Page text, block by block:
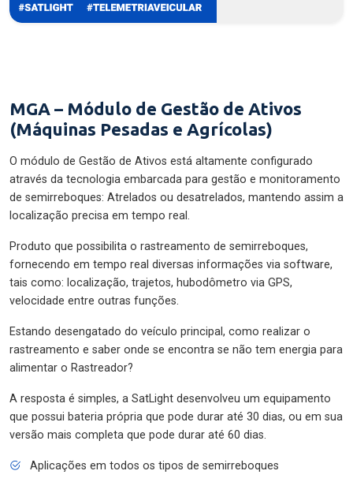
MGA – Módulo de Gestão de Ativos
(Máquinas Pesadas e Agrícolas)
O módulo de Gestão de Ativos está altamente configurado
através da tecnologia embarcada para gestão e monitoramento
de semirreboques: Atrelados ou desatrelados, mantendo assim a
localização precisa em tempo real.
Produto que possibilita o rastreamento de semirreboques,
fornecendo em tempo real diversas informações via software,
tais como: localização, trajetos, hubodômetro via GPS,
velocidade entre outras funções.
Estando desengatado do veículo principal, como realizar o
rastreamento e saber onde se encontra se não tem energia para
alimentar o Rastreador?
A resposta é simples, a SatLight desenvolveu um equipamento
que possui bateria própria que pode durar até 30 dias, ou em sua
versão mais completa que pode durar até 60 dias.
Aplicações em todos os tipos de semirreboques